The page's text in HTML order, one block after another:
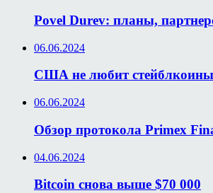
Povel Durev: планы,
06.06.2024
США не любит стейблкоины
06.06.2024
Обзор протокола Primex
04.06.2024
Bitcoin снова выше $70 000